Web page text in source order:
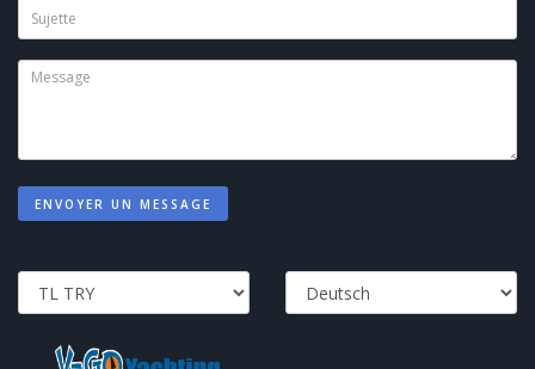
ENVOYER UN MESSAGE